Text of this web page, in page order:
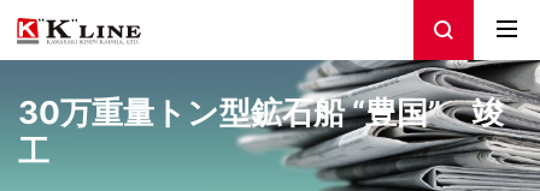
30万重量トン型鉱石船 “豊国” 竣
工